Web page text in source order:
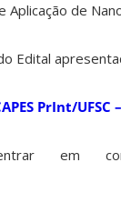
Aplicação de
Edital
PrInt/UFSC
entrar em